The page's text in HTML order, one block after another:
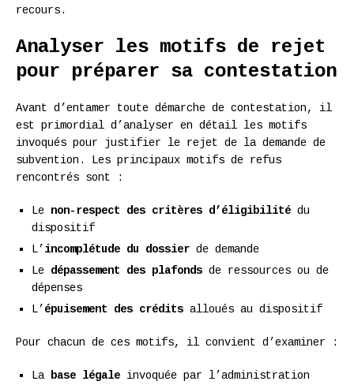
recours.
Analyser les motifs de rejet
pour préparer sa contestation
Avant d’entamer toute démarche de contestation, il
est primordial d’analyser en détail les motifs
invoqués pour justifier le rejet de la demande de
subvention. Les principaux motifs de refus
rencontrés sont :
Le non-respect des critères d’éligibilité du
dispositif
L’ incomplétude du dossier de demande
Le dépassement des plafonds de ressources ou de
dépenses
L’ épuisement des crédits alloués au dispositif
Pour chacun de ces motifs, il convient d’examiner :
La base légale invoquée par l’administration